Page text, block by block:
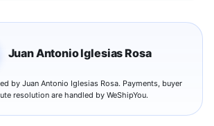
Juan Antonio Iglesias Rosa
by Juan Antonio Iglesias Rosa. Payments, buyer
resolution are handled by WeShipYou.